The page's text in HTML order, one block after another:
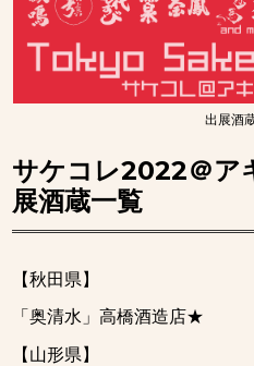
出展酒
サケコレ2022＠ア
展酒蔵一覧
【秋田県】
「奥清水」高橋酒造店★
【山形県】